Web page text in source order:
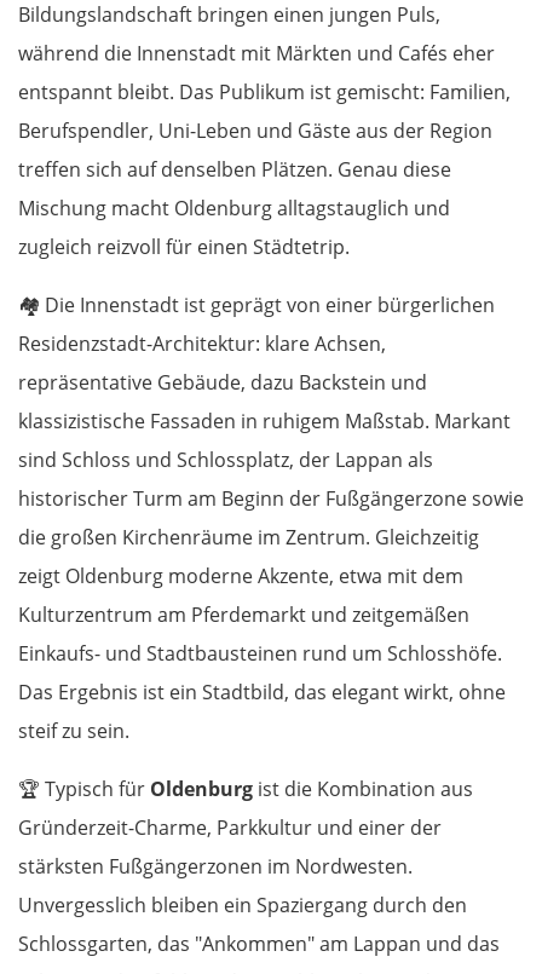
Bildungslandschaft bringen einen jungen Puls,
während die Innenstadt mit Märkten und Cafés eher
entspannt bleibt. Das Publikum ist gemischt: Familien,
Berufspendler, Uni-Leben und Gäste aus der Region
treffen sich auf denselben Plätzen. Genau diese
Mischung macht Oldenburg alltagstauglich und
zugleich reizvoll für einen Städtetrip.
🏘️ Die Innenstadt ist geprägt von einer bürgerlichen
Residenzstadt-Architektur: klare Achsen,
repräsentative Gebäude, dazu Backstein und
klassizistische Fassaden in ruhigem Maßstab. Markant
sind Schloss und Schlossplatz, der Lappan als
historischer Turm am Beginn der Fußgängerzone sowie
die großen Kirchenräume im Zentrum. Gleichzeitig
zeigt Oldenburg moderne Akzente, etwa mit dem
Kulturzentrum am Pferdemarkt und zeitgemäßen
Einkaufs- und Stadtbausteinen rund um Schlosshöfe.
Das Ergebnis ist ein Stadtbild, das elegant wirkt, ohne
steif zu sein.
🏆 Typisch für Oldenburg ist die Kombination aus
Gründerzeit-Charme, Parkkultur und einer der
stärksten Fußgängerzonen im Nordwesten.
Unvergesslich bleiben ein Spaziergang durch den
Schlossgarten, das "Ankommen" am Lappan und das